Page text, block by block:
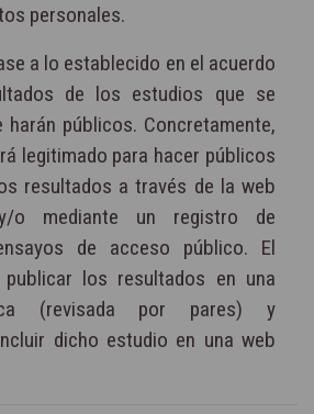
personales.
a lo establecido en el acuerdo
de los estudios que se
harán públicos. Concretamente,
legitimado para hacer públicos
resultados a través de la web
o mediante un registro de
de acceso público. El
los resultados en una
(revisada por pares) y
dicho estudio en una web